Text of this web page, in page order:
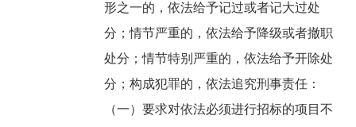
形之一的，依法给予记过或者记大过处
分；情节严重的，依法给予降级或者撤职
处分；情节特别严重的，依法给予开除处
分；构成犯罪的，依法追究刑事责任：
（一）要求对依法必须进行招标的项目不